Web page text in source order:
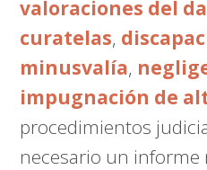
valoraciones del
curatelas,
minusvalía,
impugnación de
procedimientos
necesario un informe